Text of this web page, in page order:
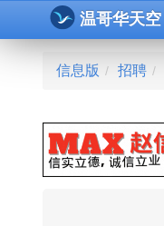
温哥华天空
信息版 / 招聘 /